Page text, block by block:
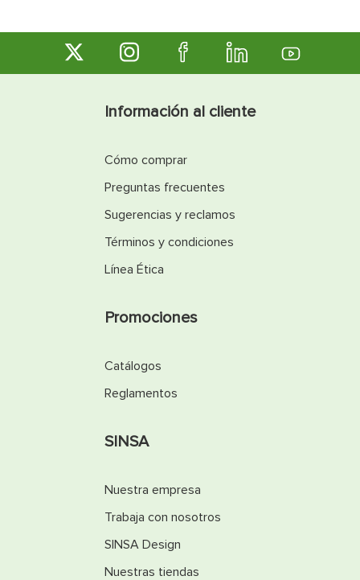
Información al cliente
Cómo comprar
Preguntas frecuentes
Sugerencias y reclamos
Términos y condiciones
Línea Ética
Promociones
Catálogos
Reglamentos
SINSA
Nuestra empresa
Trabaja con nosotros
SINSA Design
Nuestras tiendas